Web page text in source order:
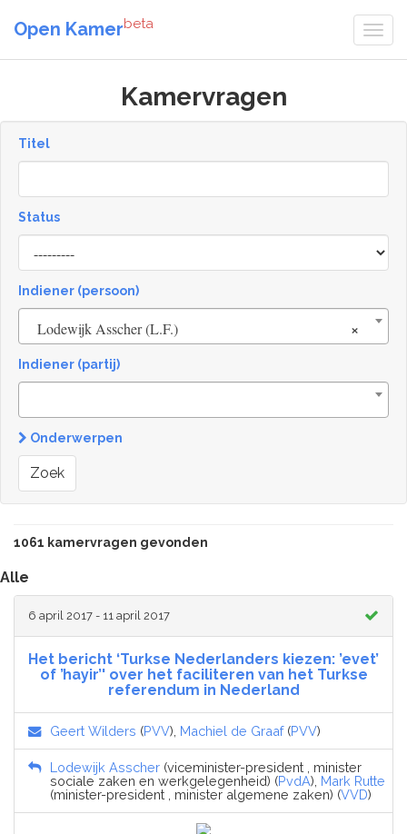
Open Kamerbeta
Kamervragen
Titel
Status
[invalid
name]
Indiener (persoon)
×
Lodewijk Asscher (L.F.)
Indiener (partij)
Onderwerpen
Zoek
1061 kamervragen gevonden
Alle
6 april 2017 - 11 april 2017
Het bericht ‘Turkse Nederlanders kiezen: ’evet’
of ’hayir’' over het faciliteren van het Turkse
referendum in Nederland
Geert Wilders (PVV), Machiel de Graaf(PVV)
Lodewijk Asscher (viceminister-president , minister
sociale zaken en werkgelegenheid) (PvdA), Mark Rutte
(minister-president , minister algemene zaken) (VVD)